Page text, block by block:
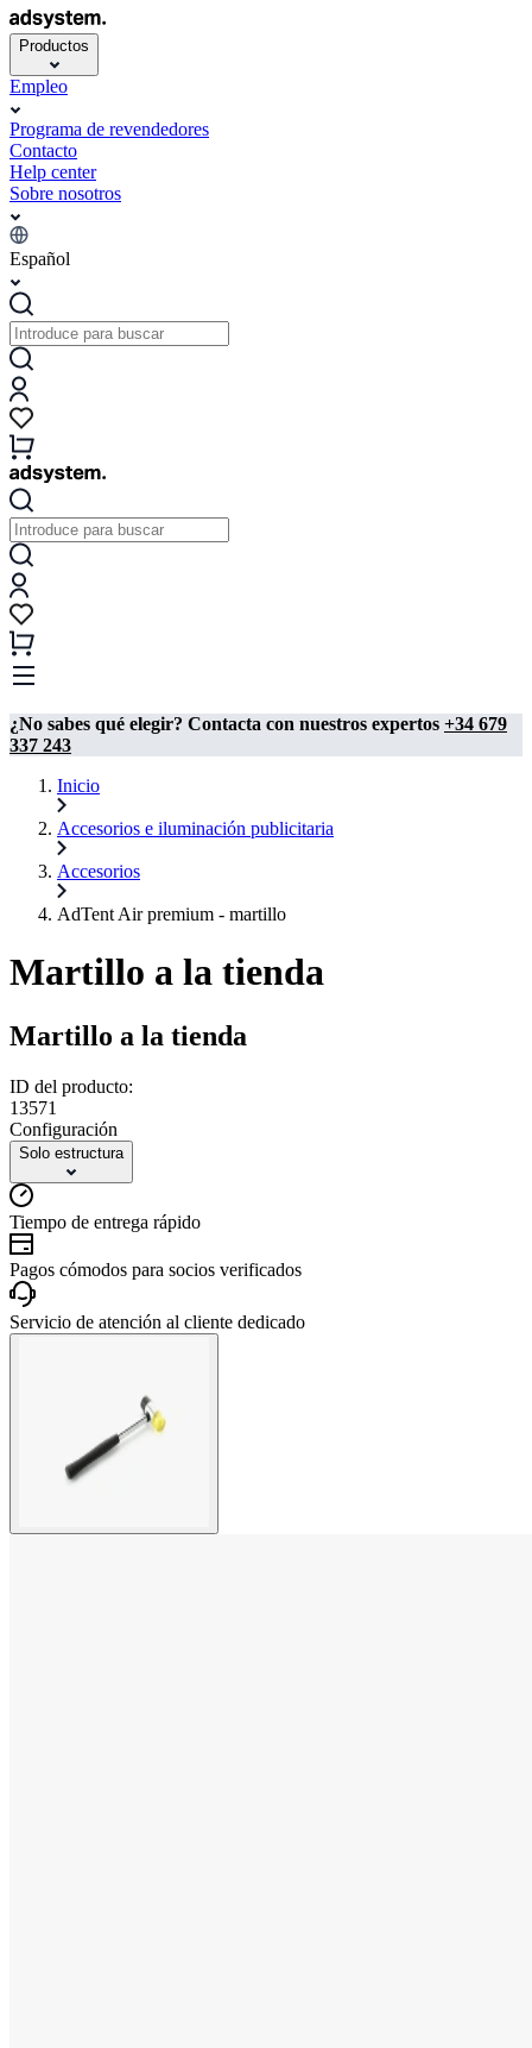
Productos
Empleo
Programa de revendedores
Contacto
Help center
Sobre nosotros
Español
¿No sabes qué elegir? Contacta con nuestros expertos +34 679
337 243
Inicio
Accesorios e iluminación publicitaria
Accesorios
AdTent Air premium - martillo
Martillo a la tienda
Martillo a la tienda
ID del producto:
13571
Configuración
Solo estructura
Tiempo de entrega rápido
Pagos cómodos para socios verificados
Servicio de atención al cliente dedicado